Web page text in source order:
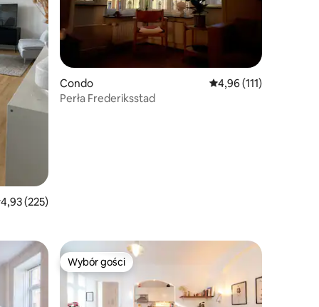
ocena: 4,93 na 5, liczba recenzji: 225
4,93 (225)
Condo Średnia ocena: 4,96
4,96 (111)
Perła Frederiksstad
gości Wybór gości
Wybór gości